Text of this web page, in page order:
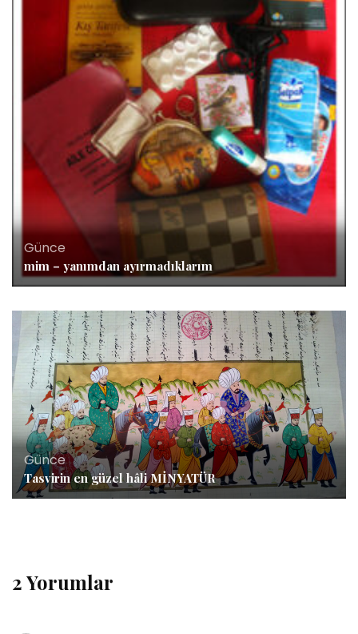
Günce
mim – yanımdan ayırmadıklarım
Günce
Tasvirin en güzel hâli MİNYATÜR
2 Yorumlar